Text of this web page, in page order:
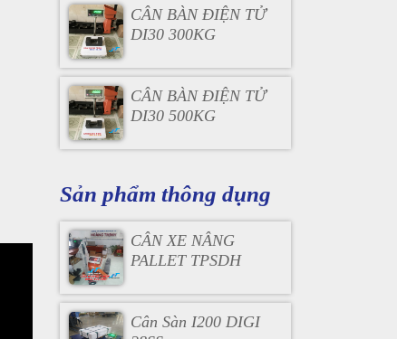
CÂN BÀN ĐIỆN TỬ
DI30 300KG
CÂN BÀN ĐIỆN TỬ
DI30 500KG
Sản phẩm thông dụng
CÂN XE NÂNG
PALLET TPSDH
Cân Sàn I200 DIGI